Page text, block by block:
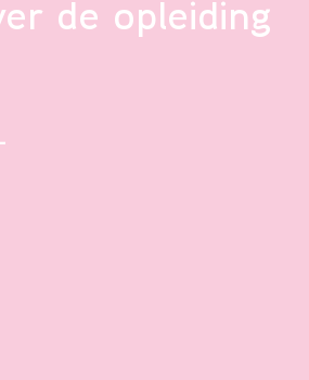
de opleiding